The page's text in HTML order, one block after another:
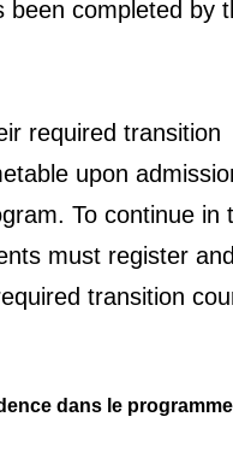
been completed by
required transition
upon
To continue in
must register
transition
dans le programme